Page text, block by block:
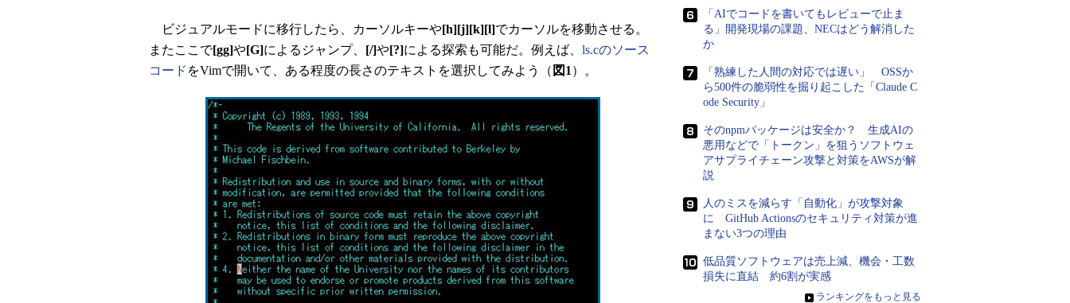
ビジュアルモードに移行したら、カーソルキーや[h][j][k][l]でカーソルを移動させる。
またここで[gg]や[G]によるジャンプ、 [/]や[?]による探索も可能だ。例えば、 ls.cのソース
コード をVimで開いて、ある程度の長さのテキストを選択してみよう（ 図1 ）。
「AIでコードを書いてもレビューで止ま
る」開発現場の課題、NECはどう解消した
か
「熟練した人間の対応では遅い」 OSSか
ら500件の脆弱性を掘り起こした「Claude C
ode Security」
そのnpmパッケージは安全か？ 生成AIの
悪用などで「トークン」を狙うソフトウェ
アサプライチェーン攻撃と対策をAWSが解
説
人のミスを減らす「自動化」が攻撃対象
に GitHub Actionsのセキュリティ対策が進
まない3つの理由
低品質ソフトウェアは売上減、機会・工数
損失に直結 約6割が実感
» ランキングをもっと見る